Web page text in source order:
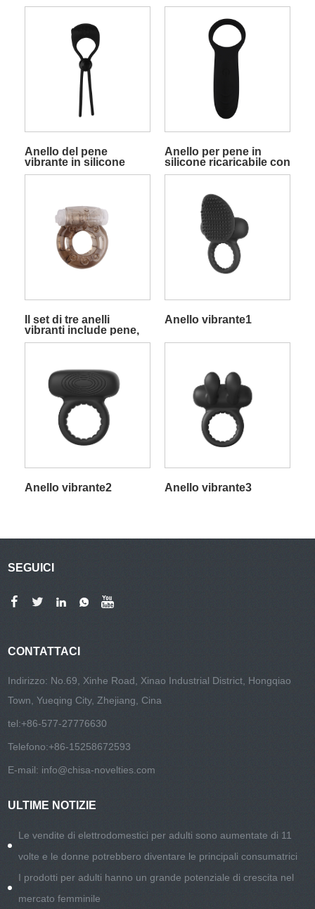
Anello del pene
vibrante in silicone
completamente
Anello per pene in
silicone ricaricabile con
10 funzioni di
Il set di tre anelli
vibranti include pene,
lingua e anello per le
Anello vibrante1
Anello vibrante2 Anello vibrante3
SEGUICI
CONTATTACI
Indirizzo: No.69, Xinhe Road, Xinao Industrial District, Hongqiao
Town, Yueqing City, Zhejiang, Cina
tel:+86-577-27776630
Telefono:+86-15258672593
E-mail: info@chisa-novelties.com
ULTIME NOTIZIE
Le vendite di elettrodomestici per adulti sono aumentate di 11
volte e le donne potrebbero diventare le principali consumatrici
I prodotti per adulti hanno un grande potenziale di crescita nel
mercato femminile